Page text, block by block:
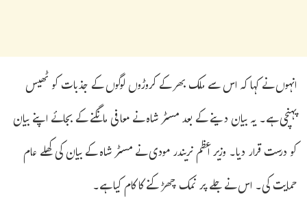
انہوں نے کہا کہ اس سے ملک بھر کے کروڑوں لوگوں کے جذبات کو ٹھیس
پہنچی ہے۔ یہ بیان دینے کے بعد مسٹر شاہ نے معافی مانگنے کے بجائے اپنے بیان
کو درست قرار دیا۔ وزیر اعظم نریندر مودی نے مسٹر شاہ کے بیان کی کھلے عام
حمایت کی۔ اس نے جلے پر نمک چھڑکنے کا کام کیا ہے۔